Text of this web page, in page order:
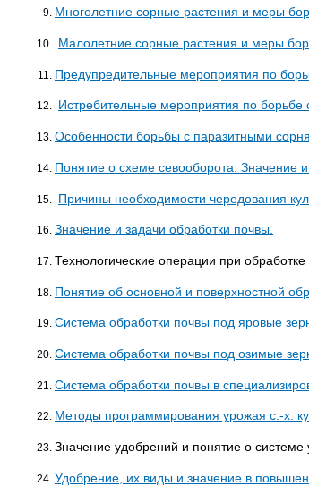
Многолетние сорные растения и меры
Малолетние сорные растения и меры
Предупредительные мероприятия по
Истребительные мероприятия по
Особенности борьбы с паразитными
Понятие о схеме севооборота. Значение
Причины необходимости чередования
Значение и задачи обработки почвы.
Технологические операции при обработке
Понятие об основной и поверхностной
Система обработки почвы под яровые
Система обработки почвы под озимые
Система обработки почвы в
Методы программирования урожая с.-х.
Значение удобрений и понятие о системе
Удобрение, их виды и значение в